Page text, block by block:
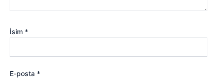
İsim *
E-posta *